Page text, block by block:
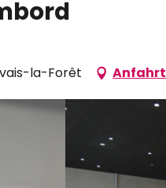
la-Forêt Anfahrt